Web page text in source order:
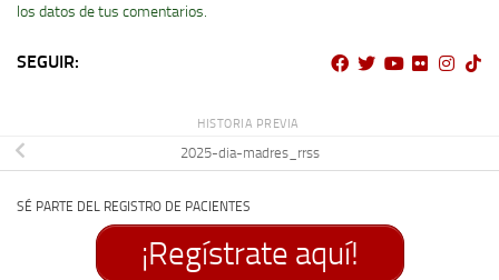
los datos de tus comentarios.
SEGUIR:
HISTORIA PREVIA
2025-dia-madres_rrss
SÉ PARTE DEL REGISTRO DE PACIENTES
¡Regístrate aquí!